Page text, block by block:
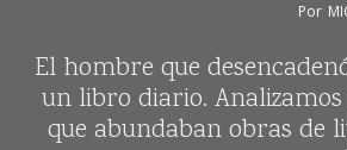
Por
El hombre que
un libro diario.
que abundaban obras de